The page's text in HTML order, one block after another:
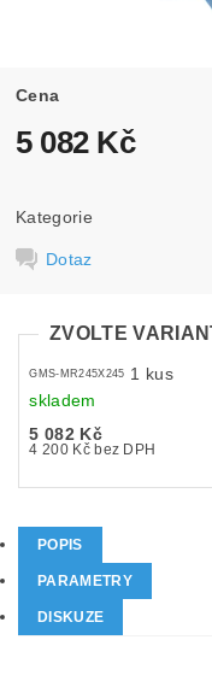
Cena
5 082 Kč
Kategorie
Dotaz
ZVOLTE
GMS-MR245X245 1 kus
skladem
5 082 Kč
4 200 Kč bez DPH
POPIS
PARAMETRY
DISKUZE